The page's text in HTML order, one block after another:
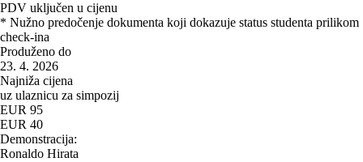
PDV uključen u cijenu
* Nužno predočenje dokumenta koji dokazuje status studenta prilikom
check-ina
Produženo do
23. 4. 2026
Najniža cijena
uz ulaznicu za simpozij
EUR 95
EUR 40
Demonstracija:
Ronaldo Hirata